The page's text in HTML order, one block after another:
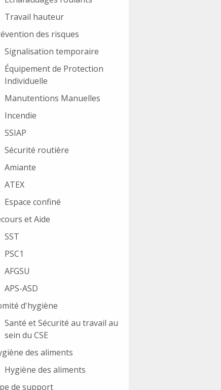
Travail hauteur
des risques
Signalisation temporaire
Équipement de Protection
Individuelle
Manutentions Manuelles
Incendie
SSIAP
Sécurité routière
Amiante
ATEX
Espace confiné
et Aide
SST
PSC1
AFGSU
APS-ASD
d'hygiène
Santé et Sécurité au travail au
sein du CSE
des aliments
Hygiène des aliments
de support